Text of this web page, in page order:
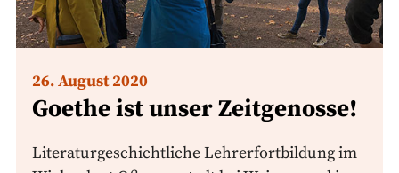
26. August 2020
Goethe ist unser Zeitgenosse!
Literaturgeschichtliche Lehrerfortbildung im